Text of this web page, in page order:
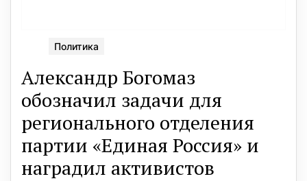
Политика
Александр Богомаз
обозначил задачи для
регионального отделения
партии «Единая Россия» и
наградил активистов